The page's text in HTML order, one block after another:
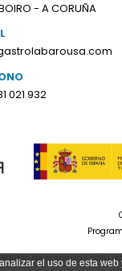
el uso de esta
- A CORUÑA
021 932
de empresas para